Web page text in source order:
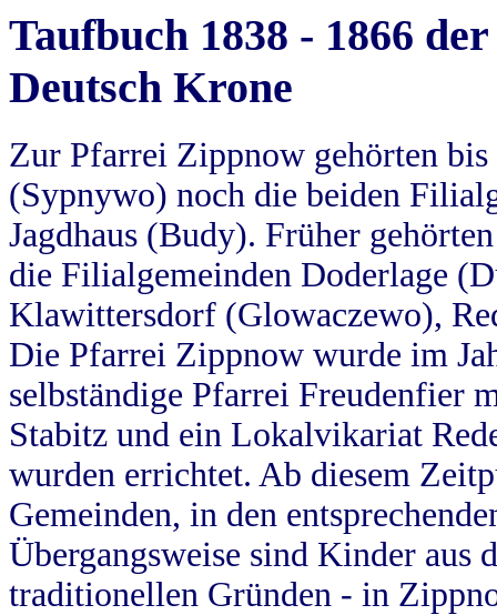
Taufbuch 1838 - 1866
Deutsch Krone
Zur Pfarrei Zippnow gehörten
(Sypnywo) noch die beiden
Jagdhaus (Budy). Früher
die Filialgemeinden Doderlage
Klawittersdorf (Glowaczewo),
Die Pfarrei Zippnow wurde im
selbständige Pfarrei Freudenfier
Stabitz und ein Lokalvikariat
wurden errichtet. Ab diesem
Gemeinden, in den
Übergangsweise sind Kinder aus
traditionellen Gründen - in